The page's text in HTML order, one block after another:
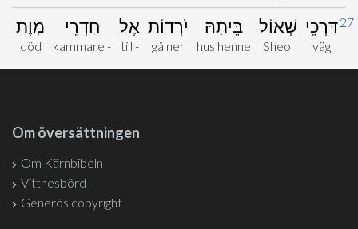
27דַּרְכֵי
väg
שְׁאוֹל
Sheol
בֵּיתָהּ
hus henne
יֹרְדוֹת
gå ner
אֶל
till -
חַדְרֵי
kammare -
מָוֶת
död
Om översättningen
Om Kärnbibeln
Vittnesbörd
Generös copyright